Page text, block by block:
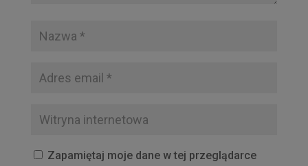
Zapamiętaj moje dane w tej przeglądarce